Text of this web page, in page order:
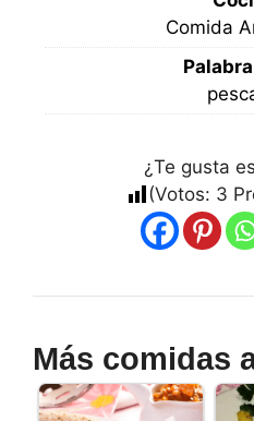
Comida
¿Te gusta
(Votos: 3
Más comidas